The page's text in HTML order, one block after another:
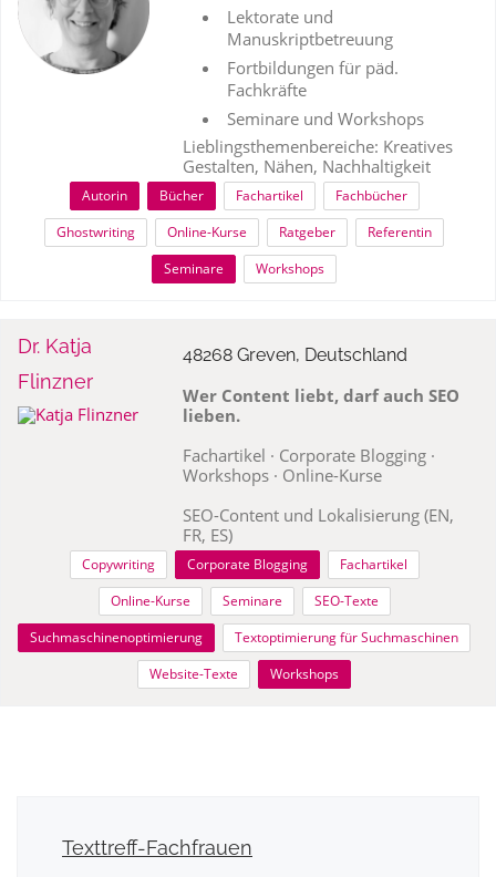
Lektorate und
Manuskriptbetreuung
Fortbildungen für päd.
Fachkräfte
Seminare und Workshops
Lieblingsthemenbereiche: Kreatives
Gestalten, Nähen, Nachhaltigkeit
Autorin Bücher Fachartikel
Fachbücher
Ghostwriting
Online-Kurse Ratgeber
Referentin
Seminare
Workshops
Dr. Katja
Flinzner
48268 Greven, Deutschland
Wer Content liebt, darf auch SEO
lieben.
Fachartikel · Corporate Blogging ·
Workshops · Online-Kurse
SEO-Content und Lokalisierung (EN,
FR, ES)
Copywriting Corporate Blogging
Fachartikel
Online-Kurse
Seminare
SEO-Texte
Suchmaschinenoptimierung
Textoptimierung für Suchmaschinen
Website-Texte
Workshops
Texttreff-Fachfrauen